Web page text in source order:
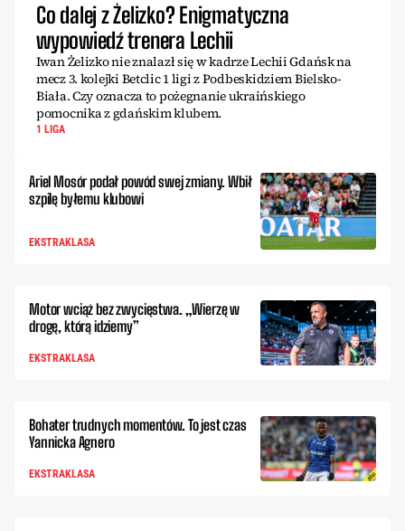
Co dalej z Żelizko? Enigmatyczna
wypowiedź trenera Lechii
Iwan Żelizko nie znalazł się w kadrze Lechii Gdańsk na
mecz 3. kolejki Betclic 1 ligi z Podbeskidziem Bielsko-
Biała. Czy oznacza to pożegnanie ukraińskiego
pomocnika z gdańskim klubem.
1 LIGA
Ariel Mosór podał powód swej zmiany. Wbił
szpilę byłemu klubowi
EKSTRAKLASA
Motor wciąż bez zwycięstwa. „Wierzę w
drogę, którą idziemy”
EKSTRAKLASA
Bohater trudnych momentów. To jest czas
Yannicka Agnero
EKSTRAKLASA